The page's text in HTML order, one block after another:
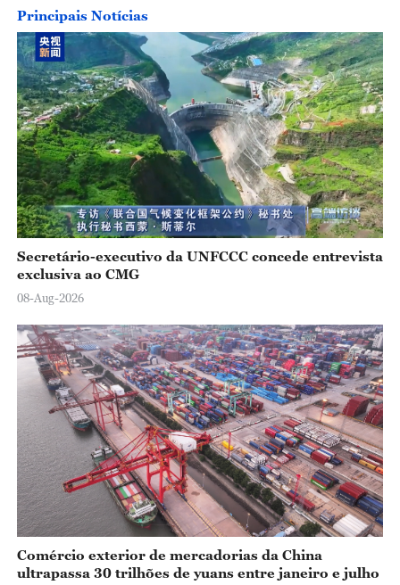
e
o
Principais Notícias
Secretário-executivo da UNFCCC concede entrevista
exclusiva ao CMG
08-Aug-2026
Comércio exterior de mercadorias da China
ultrapassa 30 trilhões de yuans entre janeiro e julho